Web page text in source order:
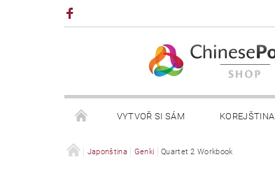
VYTVOŘ SI SÁM KOREJŠTINA
NAPIŠTE NÁM
Japonština Genki Quartet 2 Workbook